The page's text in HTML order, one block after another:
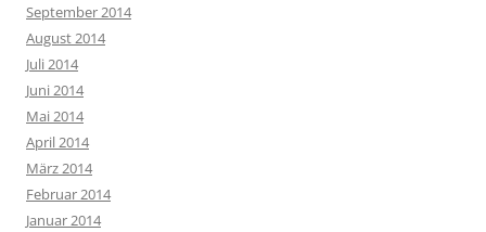
September 2014
August 2014
Juli 2014
Juni 2014
Mai 2014
April 2014
März 2014
Februar 2014
Januar 2014